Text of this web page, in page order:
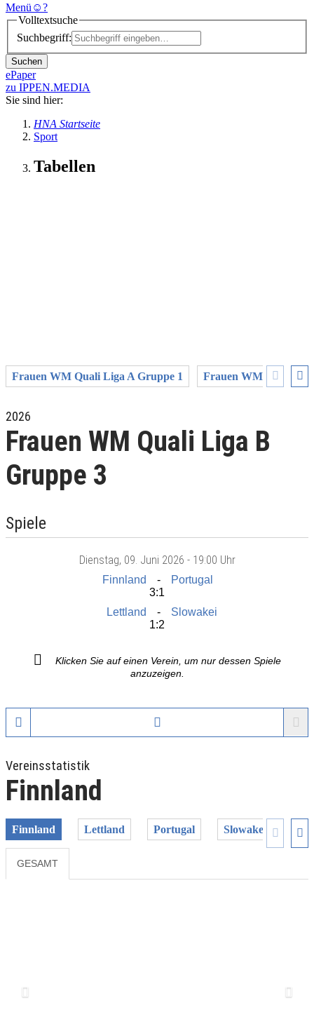
Menü ☺?
Volltextsuche
Suchbegriff:
Suchen
ePaper
zu IPPEN.MEDIA
Sie sind hier:
HNA Startseite
Sport
Tabellen
Frauen WM Quali Liga A Gruppe 1 Frauen WM Quali
2026
Frauen WM Quali Liga B
Gruppe 3
Spiele
Dienstag, 09. Juni 2026 - 19:00 Uhr
Finnland
Portugal
3:1
Lettland
Slowakei
1:2
Klicken Sie auf einen Verein, um nur dessen Spiele
anzuzeigen.
Vereinsstatistik
Finnland
Finnland Lettland Portugal Slowakei
GESAMT